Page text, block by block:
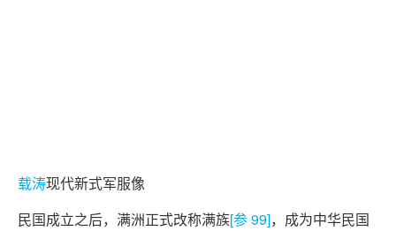
载涛现代新式军服像
民国成立之后，满洲正式改称满族[参 99]，成为中华民国